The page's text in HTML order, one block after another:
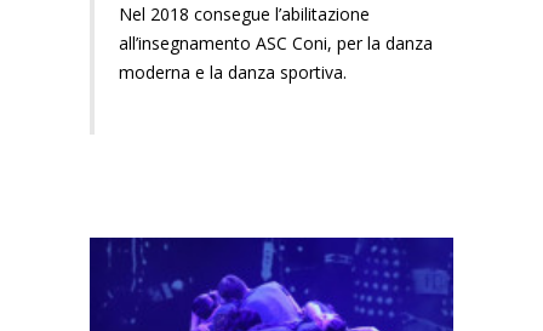
Nel 2018 consegue l’abilitazione
all’insegnamento ASC Coni, per la danza
moderna e la danza sportiva.